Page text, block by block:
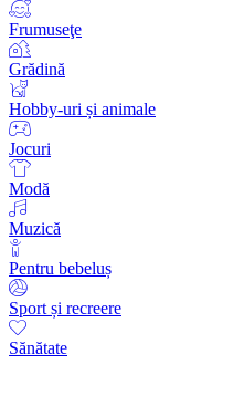
Frumuseţe
Grădină
Hobby-uri și animale
Jocuri
Modă
Muzică
Pentru bebeluș
Sport și recreere
Sănătate